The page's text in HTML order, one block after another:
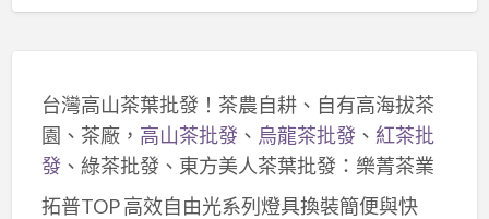
台灣高山茶葉批發！茶農自耕、自有高海拔茶
園、茶廠， 高山茶批發、 烏龍茶批發、 紅茶批
發、綠茶批發、東方美人茶葉批發：樂菁茶業
拓普TOP 高效自由光系列燈具換裝簡便與快